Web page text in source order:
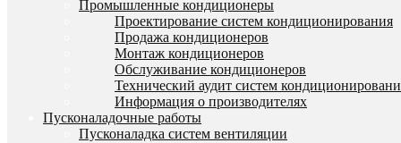
Промышленные кондиционеры
Проектирование систем кондиционирования
Продажа кондиционеров
Монтаж кондиционеров
Обслуживание кондиционеров
Технический аудит систем
Информация о производителях
Пусконаладочные работы
Пусконаладка систем вентиляции